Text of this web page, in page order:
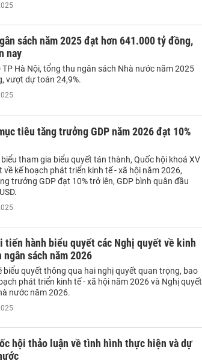
sách năm 2025 đạt hơn 641.000 tỷ đồng,
nay
TP Hà Nội, tổng thu ngân sách Nhà nước năm 2025
vượt dự toán 24,9%.
tiêu tăng trưởng GDP năm 2026 đạt 10%
tham gia biểu quyết tán thành, Quốc hội khoá XV
kế hoạch phát triển kinh tế - xã hội năm 2026,
trưởng GDP đạt 10% trở lên, GDP bình quân đầu
tiến hành biểu quyết các Nghị quyết về kinh
sách năm 2026
biểu quyết thông qua hai nghị quyết quan trọng, bao
phát triển kinh tế - xã hội năm 2026 và Nghị quyết
nước năm 2026.
hội thảo luận về tình hình thực hiện và dự